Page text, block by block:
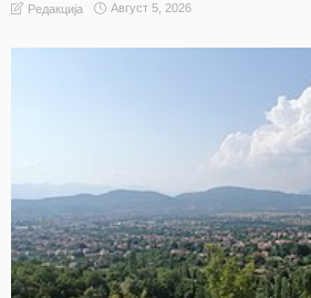
Редакција Август 5, 2026